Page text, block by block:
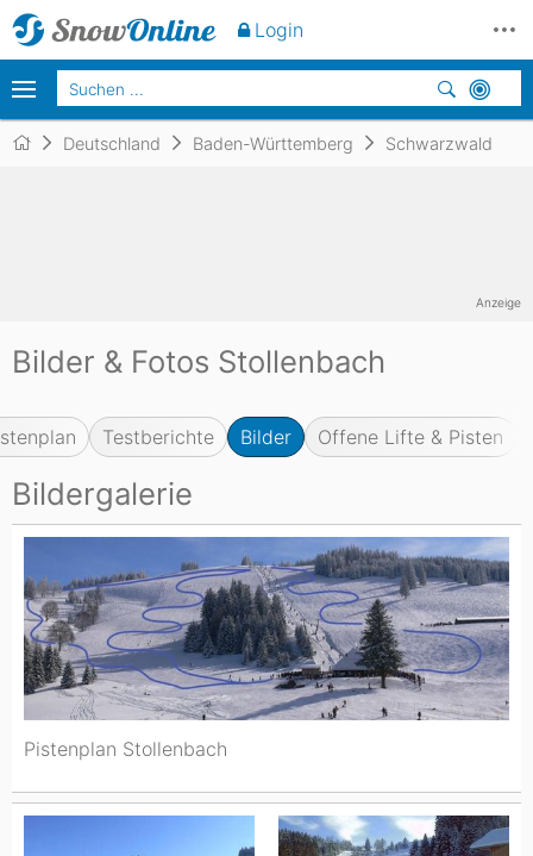
Deutschland Baden-Württemberg Schwarzwald
Bilder & Fotos Stollenbach
Testberichte Bilder Offene Lifte & Pisten
Bildergalerie
Pistenplan Stollenbach
Anzeige
Login